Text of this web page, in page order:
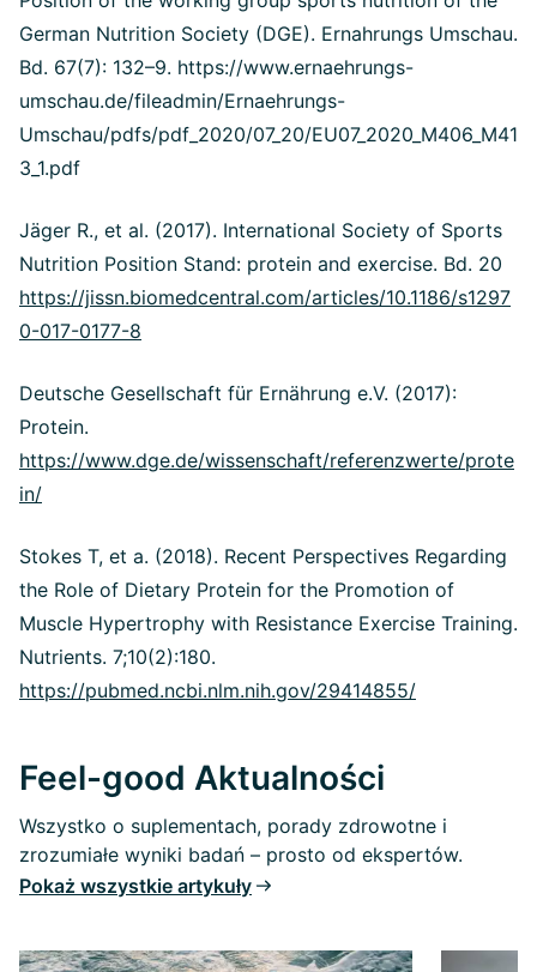
German Nutrition Society (DGE). Ernahrungs Umschau.
Bd. 67(7): 132–9. https://www.ernaehrungs-
umschau.de/fileadmin/Ernaehrungs-
Umschau/pdfs/pdf_2020/07_20/EU07_2020_M406_M41
3_1.pdf
Jäger R., et al. (2017). International Society of Sports
Nutrition Position Stand: protein and exercise. Bd. 20
https://jissn.biomedcentral.com/articles/10.1186/s1297
0-017-0177-8
Deutsche Gesellschaft für Ernährung e.V. (2017):
Protein.
https://www.dge.de/wissenschaft/referenzwerte/prote
in/
Stokes T, et a. (2018). Recent Perspectives Regarding
the Role of Dietary Protein for the Promotion of
Muscle Hypertrophy with Resistance Exercise Training.
Nutrients. 7;10(2):180.
https://pubmed.ncbi.nlm.nih.gov/29414855/
Feel-good Aktualności
Wszystko o suplementach, porady zdrowotne i
zrozumiałe wyniki badań – prosto od ekspertów.
Pokaż wszystkie artykuły